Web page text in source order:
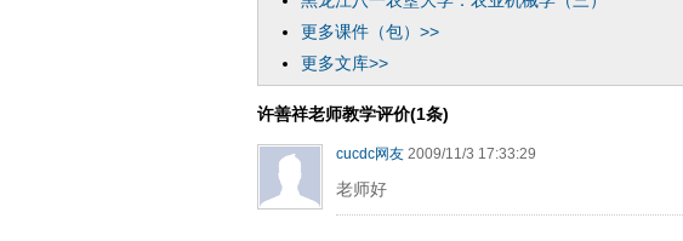
更多课件（包）>>
更多文库>>
许善祥老师教学评价(1条)
cucdc网友 2009/11/3 17:33:29
老师好